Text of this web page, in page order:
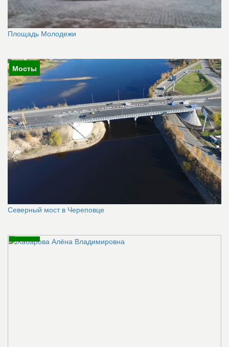
Площадь Молодежи
Мосты
Северный мост в Череповце